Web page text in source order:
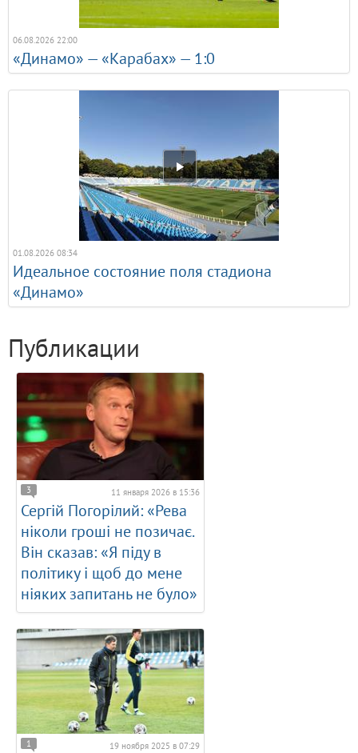
06.08.2026 22:00
«Динамо» — «Карабах» — 1:0
01.08.2026 08:34
Идеальное состояние поля стадиона
«Динамо»
Публикации
3 11 января 2026 в 15:36
Сергій Погорілий: «Рева
ніколи гроші не позичає.
Він сказав: «Я піду в
політику і щоб до мене
ніяких запитань не було»
1 19 ноября 2025 в 07:29